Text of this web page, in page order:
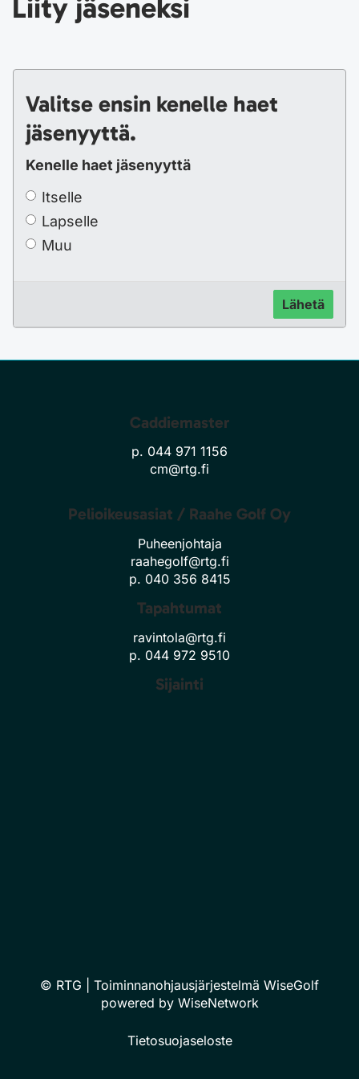
Liity jäseneksi
Valitse ensin kenelle haet
jäsenyyttä.
Kenelle haet jäsenyyttä
Itselle
Lapselle
Muu
Lähetä
Caddiemaster
p. 044 971 1156
cm@rtg.fi
Pelioikeusasiat / Raahe Golf Oy
Puheenjohtaja
raahegolf@rtg.fi
p. 040 356 8415
Tapahtumat
ravintola@rtg.fi
p. 044 972 9510
Sijainti
© RTG | Toiminnanohjausjärjestelmä WiseGolf
powered by WiseNetwork
Tietosuojaseloste